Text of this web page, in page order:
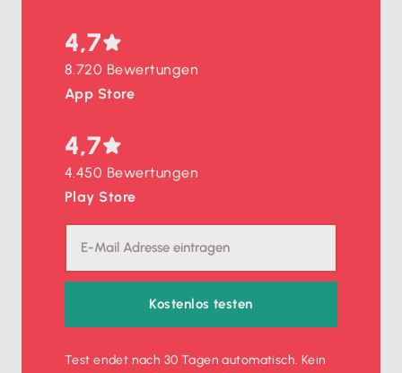
4,7
App Store
8.720 Bewertungen
4,7
Play Store
4.450 Bewertungen
Kostenlos testen
Test endet nach 30 Tagen automatisch. Kein